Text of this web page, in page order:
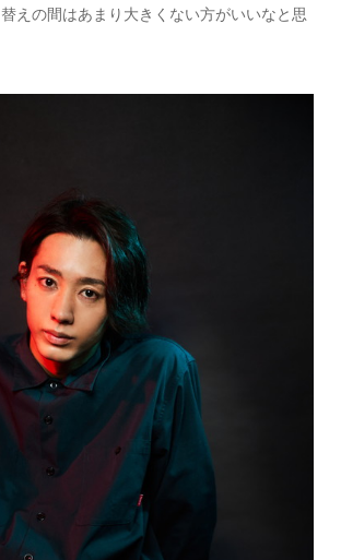
えの間はあまり大きくない方がいいなと思